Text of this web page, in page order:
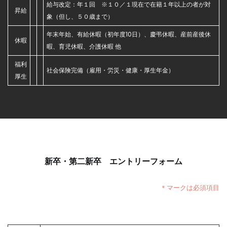
昇給
給与改定：年１回 ※１０／１現在で在籍１年以上の者が対
象（但し、５０歳まで）
休暇
年末年始、有給休暇（初年度10日）、慶弔休暇、産前産後休
暇、育児休暇、介護休暇 他
福利
厚生
社会保険完備（雇用・労災・健康・厚生年金）
新卒・第二新卒 エントリーフォーム
＊マークは必須項目